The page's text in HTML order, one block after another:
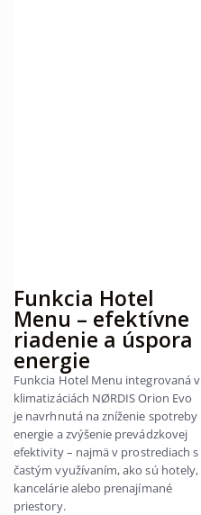
Funkcia Hotel
Menu – efektívne
riadenie a úspora
energie
Funkcia Hotel Menu integrovaná v
klimatizáciách NØRDIS Orion Evo
je navrhnutá na zníženie spotreby
energie a zvýšenie prevádzkovej
efektivity – najmä v prostrediach s
častým využívaním, ako sú hotely,
kancelárie alebo prenajímané
priestory.